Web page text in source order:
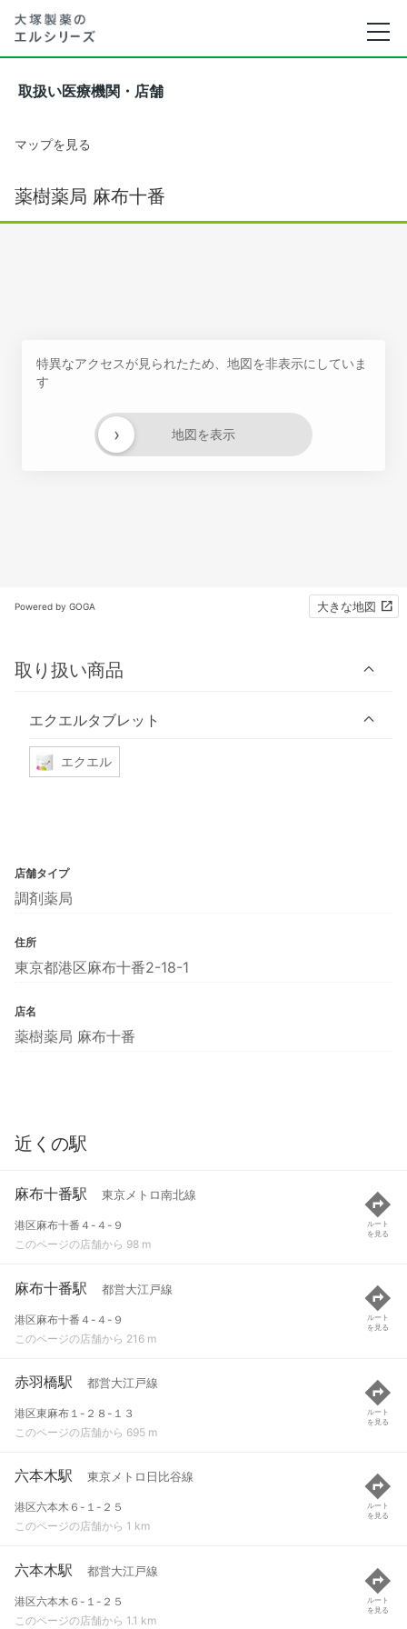
取扱い医療機関・店舗
マップを見る
薬樹薬局 麻布十番
特異なアクセスが見られたため、地図を非表示にしていま
す
地図を表示
›
Powered by GOGA 大きな地図
取り扱い商品
エクエルタブレット
エクエル
店舗タイプ
調剤薬局
住所
東京都港区麻布十番2-18-1
店名
薬樹薬局 麻布十番
近くの駅
麻布十番駅 東京メトロ南北線
港区麻布十番４-４-９
このページの店舗から 98 m
ルート
を見る
麻布十番駅 都営大江戸線
港区麻布十番４-４-９
このページの店舗から 216 m
ルート
を見る
赤羽橋駅 都営大江戸線
港区東麻布１-２８-１３
このページの店舗から 695 m
ルート
を見る
六本木駅 東京メトロ日比谷線
港区六本木６-１-２５
このページの店舗から 1 km
ルート
を見る
六本木駅 都営大江戸線
港区六本木６-１-２５
このページの店舗から 1.1 km
ルート
を見る